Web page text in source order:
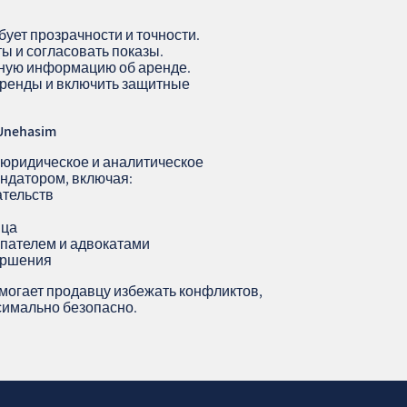
прозрачности и точности.
и согласовать показы.
информацию об аренде.
и включить защитные
и аналитическое
включая:
и адвокатами
продавцу избежать конфликтов,
безопасно.